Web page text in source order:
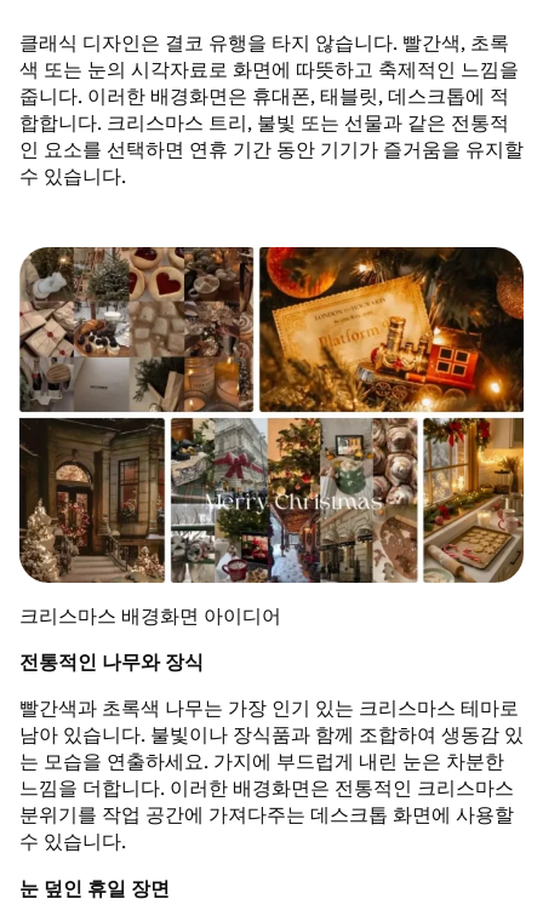
클래식 디자인은 결코 유행을 타지 않습니다. 빨간색, 초록
색 또는 눈의 시각자료로 화면에 따뜻하고 축제적인 느낌을
줍니다. 이러한 배경화면은 휴대폰, 태블릿, 데스크톱에 적
합합니다. 크리스마스 트리, 불빛 또는 선물과 같은 전통적
인 요소를 선택하면 연휴 기간 동안 기기가 즐거움을 유지할
수 있습니다.
크리스마스 배경화면 아이디어
전통적인 나무와 장식
빨간색과 초록색 나무는 가장 인기 있는 크리스마스 테마로
남아 있습니다. 불빛이나 장식품과 함께 조합하여 생동감 있
는 모습을 연출하세요. 가지에 부드럽게 내린 눈은 차분한
느낌을 더합니다. 이러한 배경화면은 전통적인 크리스마스
분위기를 작업 공간에 가져다주는 데스크톱 화면에 사용할
수 있습니다.
눈 덮인 휴일 장면